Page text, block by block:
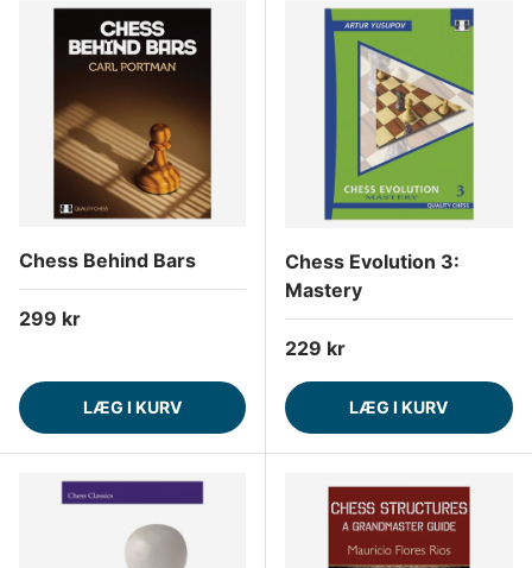
Chess Behind Bars
Normalpris
299 kr
LÆG I KURV
Chess Evolution 3:
Mastery
Normalpris
229 kr
LÆG I KURV